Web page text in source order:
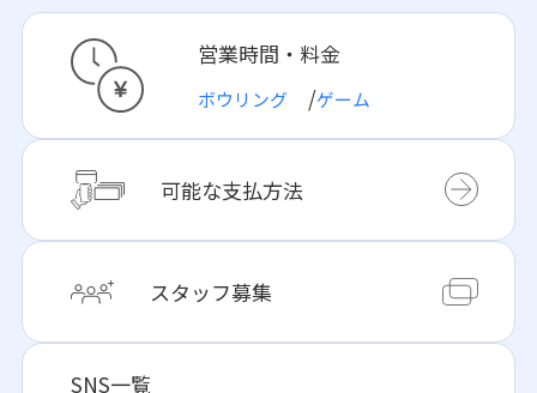
営業時間・料金
ボウリング ゲーム
可能な支払方法
スタッフ募集
SNS一覧